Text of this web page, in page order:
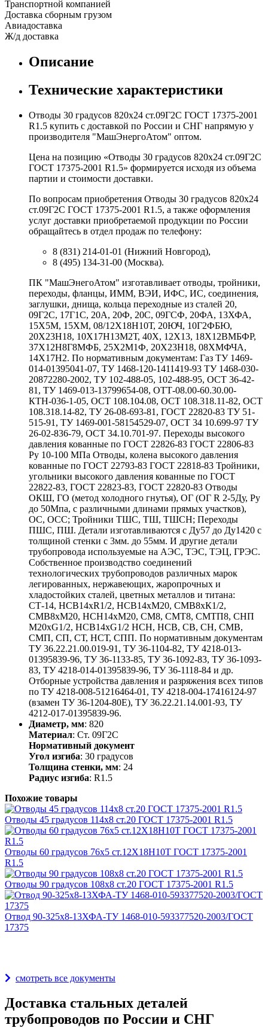
Транспортной компанией
Доставка сборным грузом
Авиадоставка
Ж/д доставка
Описание
Технические характеристики
Отводы 30 градусов 820х24 ст.09Г2С ГОСТ 17375-2001
R1.5 купить с доставкой по России и СНГ напрямую у
производителя "МашЭнергоАтом" оптом.
Цена на позицию «Отводы 30 градусов 820х24 ст.09Г2С
ГОСТ 17375-2001 R1.5» формируется исходя из объема
партии и стоимости доставки.
По вопросам приобретения Отводы 30 градусов 820х24
ст.09Г2С ГОСТ 17375-2001 R1.5, а также оформления
услуг доставки приобретаемой продукции по России
обращайтесь в отдел продаж по телефону:
8 (831) 214-01-01 (Нижний Новгород),
8 (495) 134-31-00 (Москва).
ПК "МашЭнегоАтом" изготавливает отводы, тройники,
переходы, фланцы, ИММ, ВЭИ, ИФС, ИС, соединения,
заглушки, днища, кольца переходные из сталей 20,
09Г2С, 17Г1С, 20А, 20Ф, 20С, 09ГСФ, 20ФА, 13ХФА,
15Х5М, 15ХМ, 08/12Х18Н10Т, 20ЮЧ, 10Г2ФБЮ,
20Х23Н18, 10Х17Н13М2Т, 40Х, 12Х13, 18Х12ВМБФР,
37Х12Н8Г8МФБ, 25Х2М1Ф, 20Х23Н18, 08ХМФЧА,
14Х17Н2. По нормативным документам: Газ ТУ 1469-
014-01395041-07, ТУ 1468-120-1411419-93 ТУ 1468-030-
20872280-2002, ТУ 102-488-05, 102-488-95, ОСТ 36-42-
81, ТУ 1469-013-13799654-08, ОТТ-08.00-60.30.00-
КТН-036-1-05, ОСТ 108.104.08, ОСТ 108.318.11-82, ОСТ
108.318.14-82, ТУ 26-08-693-81, ГОСТ 22820-83 ТУ 51-
515-91, ТУ 1469-001-58154529-07, ОСТ 34 10.699-97 ТУ
26-02-836-79, ОСТ 34.10.701-97. Переходы высокого
давления кованные по ГОСТ 22826-83 ГОСТ 22806-83
Ру 10-100 МПа Отводы, колена высокого давления
кованные по ГОСТ 22793-83 ГОСТ 22818-83 Тройники,
угольники высокого давления кованные по ГОСТ
22822-83, ГОСТ 22823-83, ГОСТ 22820-83 Отводы
ОКШ, ГО (метод холодного гнутья), ОГ (ОГ R 2-5Ду, Ру
до 50Мпа, с различными длинами прямых участков),
ОС, ОСС; Тройники ТШС, ТШ, ТШСН; Переходы
ПШС, ПШ. Детали изготавливаются с Ду57 до Ду1420 с
толщиной стенки с 3мм. до 55мм. И другие детали
трубопровода используемые на АЭС, ТЭС, ТЭЦ, ГРЭС.
Собственное производство соединений
технологических трубопроводов различных марок
легированных, нержавеющих, жаропрочных и
хладостойких сталей, цветных металлов и титана:
СТ-14, НСВ14хR1/2, НСВ14хМ20, СМВ8хК1/2,
СМВ8хМ20, НСН14хМ20, СМ8, СМТ8, СМТП8, СНП
М20хG1/2, НСВ14хG1/2 НСН, НСВ, СВ, СН, СМВ,
СМП, СП, СТ, НСТ, СПП. По нормативным документам
ТУ 36.22.21.00.019-91, ТУ 36-1104-82, ТУ 4218-013-
01395839-96, ТУ 36-1133-85, ТУ 36-1092-83, ТУ 36-1093-
83, ТУ 4218-014-01395839-96, ТУ 36-1118-84 и др.
Отборные устройства давления и разряжения всех типов
по ТУ 4218-008-51216464-01, ТУ 4218-004-17416124-97
(взамен ТУ 36-1204-80Е), ТУ 36.22.21.14.001-93, ТУ
4212-017-01395839-96.
Диаметр, мм: 820
Материал: Ст. 09Г2С
Нормативный документ
Угол изгиба: 30 градусов
Толщина стенки, мм: 24
Радиус изгиба: R1.5
Похожие товары
Отводы 45 градусов 114х8 ст.20 ГОСТ 17375-2001 R1.5
Отводы 60 градусов 76х5 ст.12Х18Н10Т ГОСТ 17375-2001
R1.5
Отводы 90 градусов 108х8 ст.20 ГОСТ 17375-2001 R1.5
Отвод 90-325х8-13ХФА-ТУ 1468-010-593377520-2003/ГОСТ
17375
смотреть все документы
Доставка стальных деталей
трубопроводов по России и СНГ